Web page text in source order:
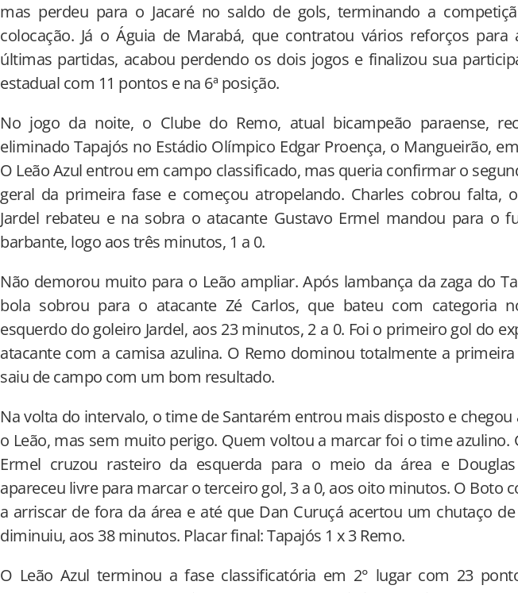
mas perdeu para o Jacaré no saldo de gols, terminando a
colocação. Já o Águia de Marabá, que contratou vários reforços para
últimas partidas, acabou perdendo os dois jogos e finalizou sua
estadual com 11 pontos e na 6ª posição.
No jogo da noite, o Clube do Remo, atual bicampeão paraense,
eliminado Tapajós no Estádio Olímpico Edgar Proença, o Mangueirão,
O Leão Azul entrou em campo classificado, mas queria confirmar o
geral da primeira fase e começou atropelando. Charles cobrou falta,
Jardel rebateu e na sobra o atacante Gustavo Ermel mandou para o
barbante, logo aos três minutos, 1 a 0.
Não demorou muito para o Leão ampliar. Após lambança da zaga do
bola sobrou para o atacante Zé Carlos, que bateu com categoria
esquerdo do goleiro Jardel, aos 23 minutos, 2 a 0. Foi o primeiro gol do
atacante com a camisa azulina. O Remo dominou totalmente a
saiu de campo com um bom resultado.
Na volta do intervalo, o time de Santarém entrou mais disposto e chegou
o Leão, mas sem muito perigo. Quem voltou a marcar foi o time azulino.
Ermel cruzou rasteiro da esquerda para o meio da área e Douglas
apareceu livre para marcar o terceiro gol, 3 a 0, aos oito minutos. O Boto
a arriscar de fora da área e até que Dan Curuçá acertou um chutaço
diminuiu, aos 38 minutos. Placar final: Tapajós 1 x 3 Remo.
O Leão Azul terminou a fase classificatória em 2° lugar com 23